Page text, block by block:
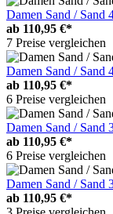
Damen Sand / Sand
ab 110,95 €*
7 Preise vergleichen
Damen Sand / Sand
ab 110,95 €*
6 Preise vergleichen
Damen Sand / Sand
ab 110,95 €*
6 Preise vergleichen
Damen Sand / Sand
ab 110,95 €*